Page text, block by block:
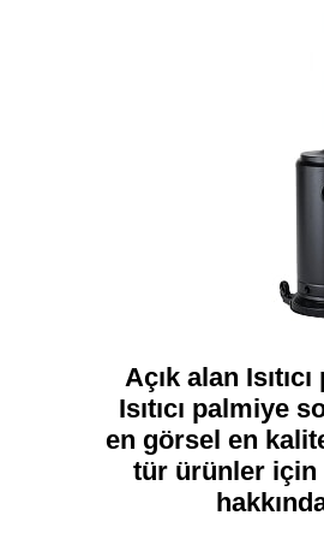
Açık alan
Isıtıcı palmiye
en görsel en
tür ürünler için